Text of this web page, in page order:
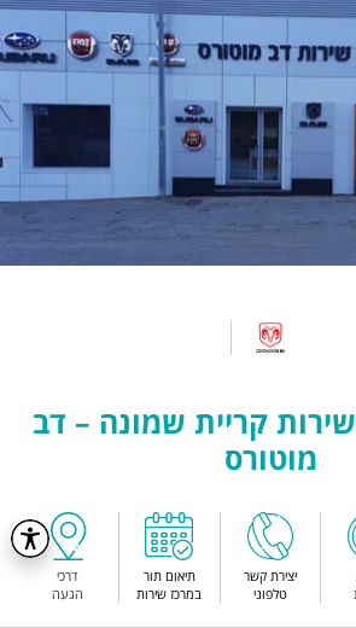
קריית שמונה – דב
מוטורס
יצירת קשר
טלפוני
תיאום תור
במרכז שירות
דרכי
הגעה